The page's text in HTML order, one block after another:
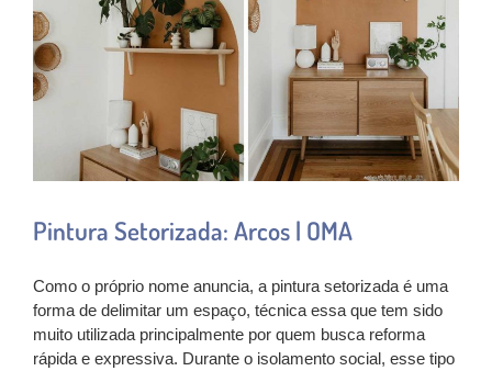
Pintura Setorizada: Arcos | OMA
Como o próprio nome anuncia, a pintura setorizada é uma
forma de delimitar um espaço, técnica essa que tem sido
muito utilizada principalmente por quem busca reforma
rápida e expressiva. Durante o isolamento social, esse tipo